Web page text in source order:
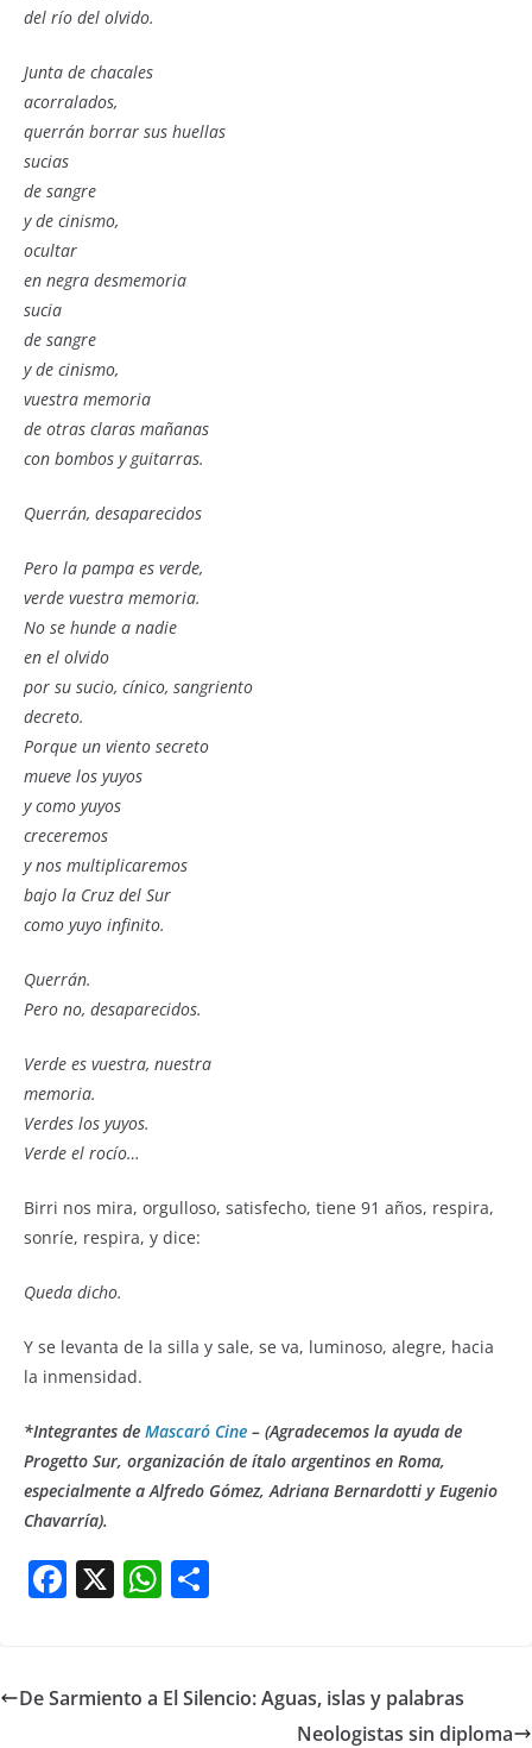
del río del olvido.
Junta de chacales
acorralados,
querrán borrar sus huellas
sucias
de sangre
y de cinismo,
ocultar
en negra desmemoria
sucia
de sangre
y de cinismo,
vuestra memoria
de otras claras mañanas
con bombos y guitarras.
Querrán, desaparecidos
Pero la pampa es verde,
verde vuestra memoria.
No se hunde a nadie
en el olvido
por su sucio, cínico, sangriento
decreto.
Porque un viento secreto
mueve los yuyos
y como yuyos
creceremos
y nos multiplicaremos
bajo la Cruz del Sur
como yuyo infinito.
Querrán.
Pero no, desaparecidos.
Verde es vuestra, nuestra
memoria.
Verdes los yuyos.
Verde el rocío…
Birri nos mira, orgulloso, satisfecho, tiene 91 años, respira,
sonríe, respira, y dice:
Queda dicho.
Y se levanta de la silla y sale, se va, luminoso, alegre, hacia
la inmensidad.
*Integrantes de Mascaró Cine – (Agradecemos la ayuda de
Progetto Sur, organización de ítalo argentinos en Roma,
especialmente a Alfredo Gómez, Adriana Bernardotti y Eugenio
Chavarría).
F
e
X W
s e
De Sarmiento a El Silencio: Aguas, islas y palabras
Neologistas sin diploma